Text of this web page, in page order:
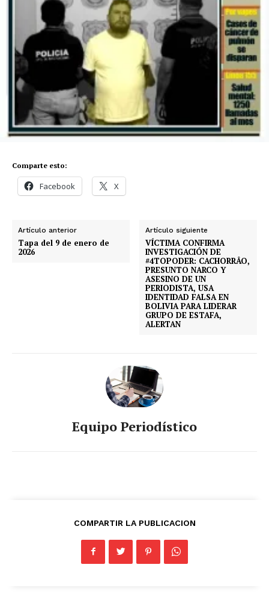
Comparte esto:
Facebook X
Artículo anterior
Tapa del 9 de enero de
2026
Artículo siguiente
VÍCTIMA CONFIRMA
INVESTIGACIÓN DE
#4TOPODER: CACHORRÂO,
PRESUNTO NARCO Y
ASESINO DE UN
PERIODISTA, USA
IDENTIDAD FALSA EN
BOLIVIA PARA LIDERAR
GRUPO DE ESTAFA,
ALERTAN
Equipo Periodístico
COMPARTIR LA PUBLICACION